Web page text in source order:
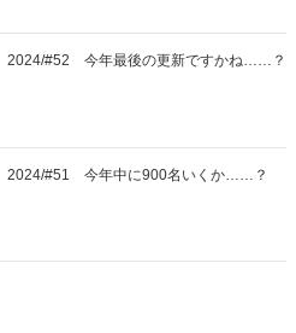
2024/#52 今年最後の更新ですかね……？
2024/#51 今年中に900名いくか……？